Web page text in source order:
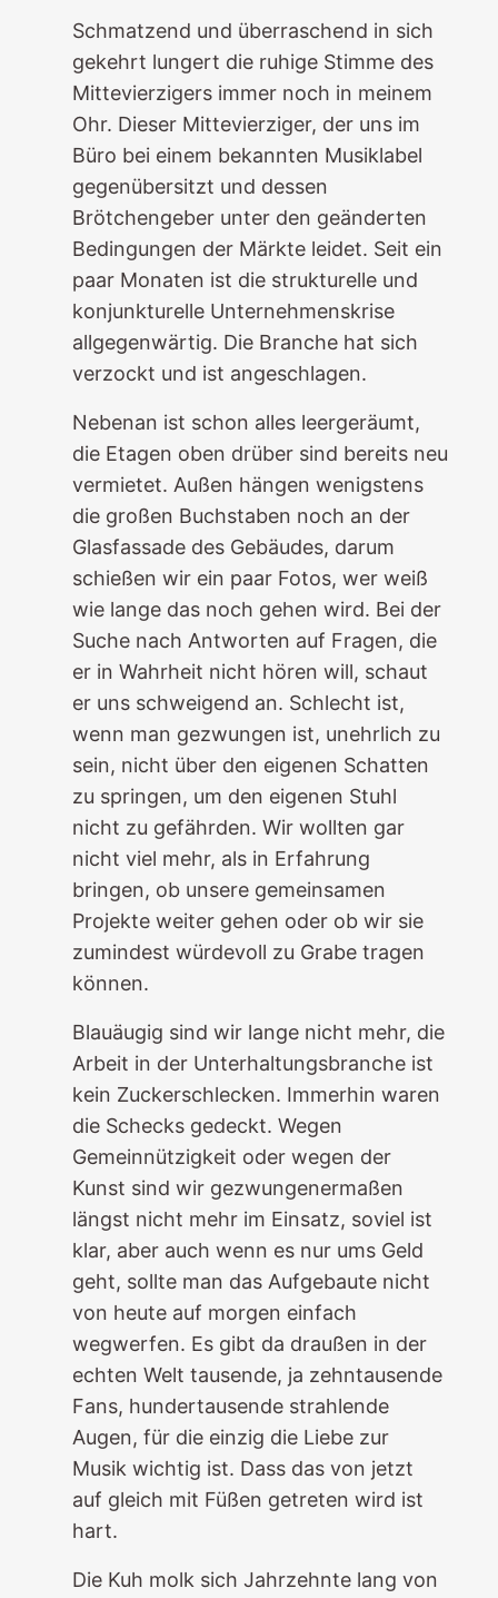
Schmatzend und überraschend in sich
gekehrt lungert die ruhige Stimme des
Mittevierzigers immer noch in meinem
Ohr. Dieser Mittevierziger, der uns im
Büro bei einem bekannten Musiklabel
gegenübersitzt und dessen
Brötchengeber unter den geänderten
Bedingungen der Märkte leidet. Seit ein
paar Monaten ist die strukturelle und
konjunkturelle Unternehmenskrise
allgegenwärtig. Die Branche hat sich
verzockt und ist angeschlagen.
Nebenan ist schon alles leergeräumt,
die Etagen oben drüber sind bereits neu
vermietet. Außen hängen wenigstens
die großen Buchstaben noch an der
Glasfassade des Gebäudes, darum
schießen wir ein paar Fotos, wer weiß
wie lange das noch gehen wird. Bei der
Suche nach Antworten auf Fragen, die
er in Wahrheit nicht hören will, schaut
er uns schweigend an. Schlecht ist,
wenn man gezwungen ist, unehrlich zu
sein, nicht über den eigenen Schatten
zu springen, um den eigenen Stuhl
nicht zu gefährden. Wir wollten gar
nicht viel mehr, als in Erfahrung
bringen, ob unsere gemeinsamen
Projekte weiter gehen oder ob wir sie
zumindest würdevoll zu Grabe tragen
können.
Blauäugig sind wir lange nicht mehr, die
Arbeit in der Unterhaltungsbranche ist
kein Zuckerschlecken. Immerhin waren
die Schecks gedeckt. Wegen
Gemeinnützigkeit oder wegen der
Kunst sind wir gezwungenermaßen
längst nicht mehr im Einsatz, soviel ist
klar, aber auch wenn es nur ums Geld
geht, sollte man das Aufgebaute nicht
von heute auf morgen einfach
wegwerfen. Es gibt da draußen in der
echten Welt tausende, ja zehntausende
Fans, hundertausende strahlende
Augen, für die einzig die Liebe zur
Musik wichtig ist. Dass das von jetzt
auf gleich mit Füßen getreten wird ist
hart.
Die Kuh molk sich Jahrzehnte lang von